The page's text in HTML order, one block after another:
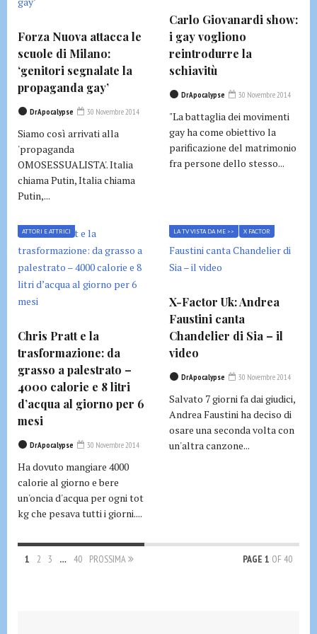
Forza Nuova attacca le
scuole di Milano:
‘genitori segnalate la
propaganda gay’
DrApocalypse 30 Novembre 2014
Siamo così arrivati alla
'propaganda
OMOSESSUALISTA'. Italia
chiama Putin, Italia chiama
Putin,...
Carlo Giovanardi show:
i gay vogliono
reintrodurre la
schiavitù
DrApocalypse 30 Novembre 2014
"La battaglia dei movimenti
gay ha come obiettivo la
parificazione del matrimonio
fra persone dello stesso...
ATTORI E ATTRICI
Chris Pratt e la
trasformazione: da
grasso a palestrato –
4000 calorie e 8 litri
d’acqua al giorno per 6
mesi
DrApocalypse 30 Novembre 2014
Ha dovuto mangiare 4000
calorie al giorno e bere
un'oncia d'acqua per ogni tot
kg che pesava tutti i giorni....
LA TV VISTA DA ME >> X FACTOR
X-Factor Uk: Andrea
Faustini canta
Chandelier di Sia – il
video
DrApocalypse 30 Novembre 2014
Salvato 7 giorni fa dai giudici,
Andrea Faustini ha deciso di
osare una seconda volta con
un'altra canzone...
1 2 3 … 40 PROSSIMA PAGE 1 OF 40